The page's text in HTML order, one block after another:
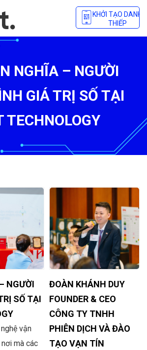
KHỞI TẠO DANH
THIẾP
NGHĨA – NGƯỜI
GIÁ TRỊ SỐ TẠI
TECHNOLOGY
NGƯỜI
SỐ TẠI
vận
mà các
ĐOÀN KHÁNH DUY
FOUNDER & CEO
CÔNG TY TNHH
PHIÊN DỊCH VÀ ĐÀO
TẠO VẠN TÍN